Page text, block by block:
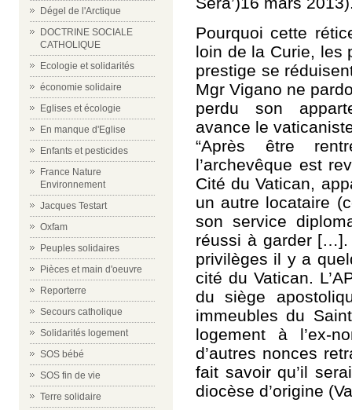
Dégel de l'Arctique
DOCTRINE SOCIALE
CATHOLIQUE
Ecologie et solidarités
économie solidaire
Eglises et écologie
En manque d'Eglise
Enfants et pesticides
France Nature
Environnement
Jacques Testart
Oxfam
Peuples solidaires
Pièces et main d'oeuvre
Reporterre
Secours catholique
Solidarités logement
SOS bébé
SOS fin de vie
Terre solidaire
Pourquoi cette
loin de la Curie, les
prestige se
Mgr Vigano ne
perdu son
avance le
“Après être
l’archevêque est
Cité du Vatican,
un autre locataire
son service
réussi à garder
privilèges il y a
cité du Vatican.
du siège
immeubles du
logement à l’ex-
d’autres nonces
fait savoir qu’il
diocèse d’origine